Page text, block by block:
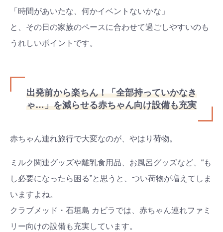
「時間があいたな、何かイベントないかな」
と、その日の家族のペースに合わせて過ごしやすいのも
うれしいポイントです。
出発前から楽ちん！「全部持っていかなき
ゃ…」を減らせる赤ちゃん向け設備も充実
赤ちゃん連れ旅行で大変なのが、やはり荷物。
ミルク関連グッズや離乳食用品、お風呂グッズなど、“も
し必要になったら困る”と思うと、つい荷物が増えてしま
いますよね。
クラブメッド・石垣島 カビラでは、赤ちゃん連れファミ
リー向けの設備も充実しています。